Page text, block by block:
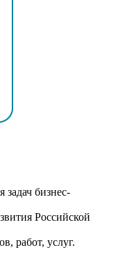
бизнес-
Российской
работ, услуг.